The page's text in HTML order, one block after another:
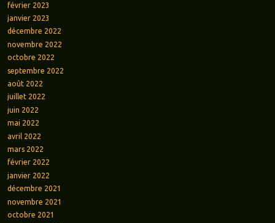
février 2023
janvier 2023
décembre 2022
novembre 2022
octobre 2022
septembre 2022
août 2022
juillet 2022
juin 2022
mai 2022
avril 2022
mars 2022
février 2022
janvier 2022
décembre 2021
novembre 2021
octobre 2021